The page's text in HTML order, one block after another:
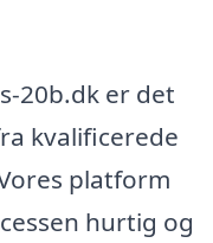
20b.dk er det
kvalificerede
platform
hurtig og